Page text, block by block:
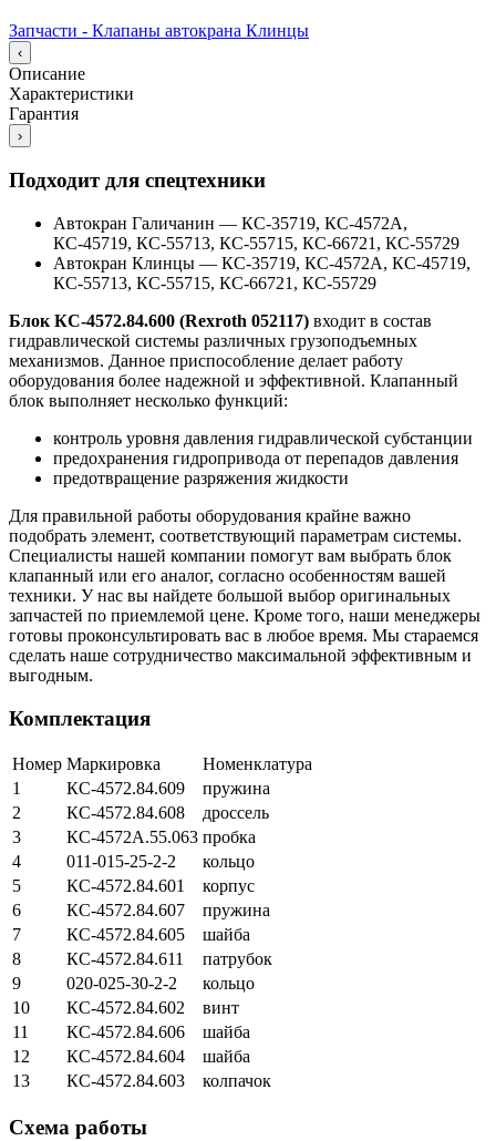
Запчасти - Клапаны автокрана Клинцы
‹
Описание
Характеристики
Гарантия
›
Подходит для спецтехники
Автокран Галичанин — КС-35719, КС-4572А,
КС-45719, КС-55713, КС-55715, КС-66721, КС-55729
Автокран Клинцы — КС-35719, КС-4572А, КС-45719,
КС-55713, КС-55715, КС-66721, КС-55729
Блок КС-4572.84.600 (Rexroth 052117) входит в состав
гидравлической системы различных грузоподъемных
механизмов. Данное приспособление делает работу
оборудования более надежной и эффективной. Клапанный
блок выполняет несколько функций:
контроль уровня давления гидравлической субстанции
предохранения гидропривода от перепадов давления
предотвращение разряжения жидкости
Для правильной работы оборудования крайне важно
подобрать элемент, соответствующий параметрам системы.
Специалисты нашей компании помогут вам выбрать блок
клапанный или его аналог, согласно особенностям вашей
техники. У нас вы найдете большой выбор оригинальных
запчастей по приемлемой цене. Кроме того, наши менеджеры
готовы проконсультировать вас в любое время. Мы стараемся
сделать наше сотрудничество максимальной эффективным и
выгодным.
Комплектация
Номер Маркировка
Номенклатура
1
КС-4572.84.609
пружина
2
КС-4572.84.608
дроссель
3
КС-4572А.55.063 пробка
4
011-015-25-2-2
кольцо
5
КС-4572.84.601
корпус
6
КС-4572.84.607
пружина
7
КС-4572.84.605
шайба
8
КС-4572.84.611
патрубок
9
020-025-30-2-2
кольцо
10
КС-4572.84.602
винт
11
КС-4572.84.606
шайба
12
КС-4572.84.604
шайба
13
КС-4572.84.603 колпачок
Схема работы